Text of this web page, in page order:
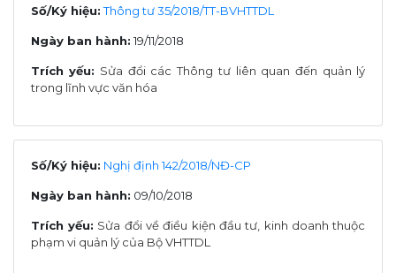
Số/Ký hiệu: Thông tư 35/2018/TT-BVHTTDL
Ngày ban hành: 19/11/2018
Trích yếu: Sửa đổi các Thông tư liên quan đến quản lý
trong lĩnh vực văn hóa
Số/Ký hiệu: Nghị định 142/2018/NĐ-CP
Ngày ban hành: 09/10/2018
Trích yếu: Sửa đổi về điều kiện đầu tư, kinh doanh thuộc
phạm vi quản lý của Bộ VHTTDL